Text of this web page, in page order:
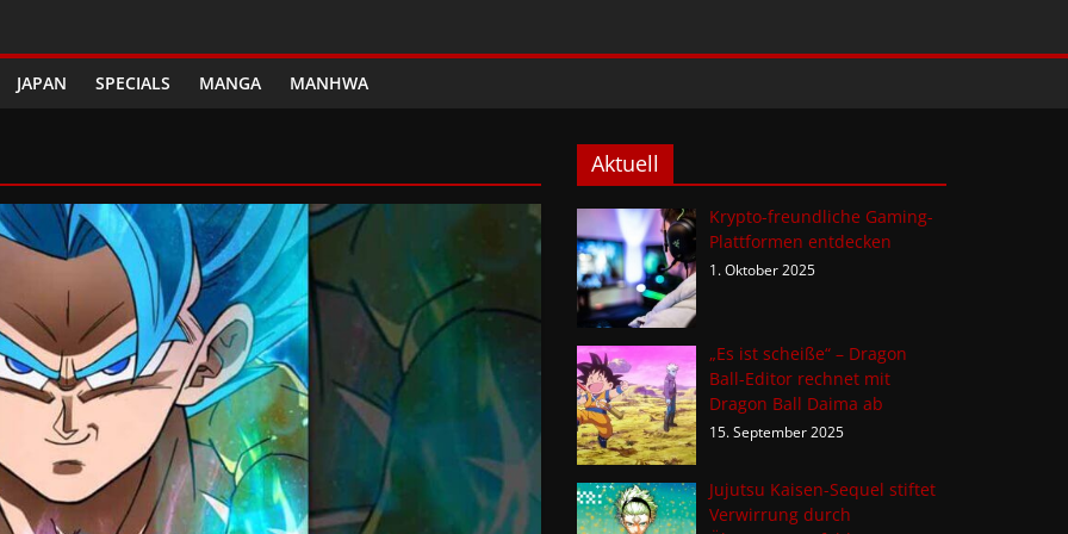
JAPAN SPECIALS MANGA MANHWA
Aktuell
Krypto-freundliche Gaming-
Plattformen entdecken
1. Oktober 2025
„Es ist scheiße“ – Dragon
Ball-Editor rechnet mit
Dragon Ball Daima ab
15. September 2025
Jujutsu Kaisen-Sequel stiftet
Verwirrung durch